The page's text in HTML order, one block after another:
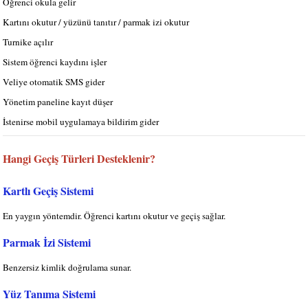
Kartını okutur / yüzünü tanıtır / parmak izi okutur
Turnike açılır
Sistem öğrenci kaydını işler
Veliye otomatik SMS gider
Yönetim paneline kayıt düşer
İstenirse mobil uygulamaya bildirim gider
Hangi Geçiş Türleri Desteklenir?
Kartlı Geçiş Sistemi
En yaygın yöntemdir. Öğrenci kartını okutur ve geçiş sağlar.
Parmak İzi Sistemi
Benzersiz kimlik doğrulama sunar.
Yüz Tanıma Sistemi